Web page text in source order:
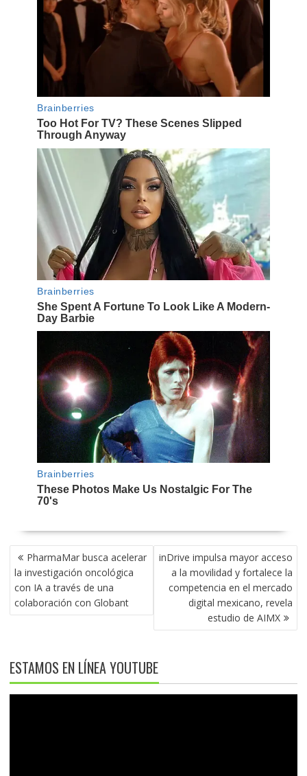
NAVEGACIÓN
DE
ENTRADAS
PharmaMar busca acelerar
la investigación oncológica
con IA a través de una
colaboración con Globant
inDrive impulsa mayor acceso
a la movilidad y fortalece la
competencia en el mercado
digital mexicano, revela
estudio de AIMX
ESTAMOS EN LÍNEA YOUTUBE